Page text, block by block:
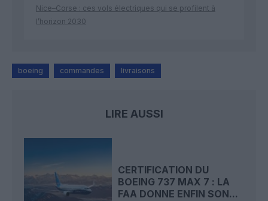
Nice–Corse : ces vols électriques qui se profilent à
l’horizon 2030
boeing commandes livraisons
LIRE AUSSI
CERTIFICATION DU
BOEING 737 MAX 7 : LA
FAA DONNE ENFIN SON...